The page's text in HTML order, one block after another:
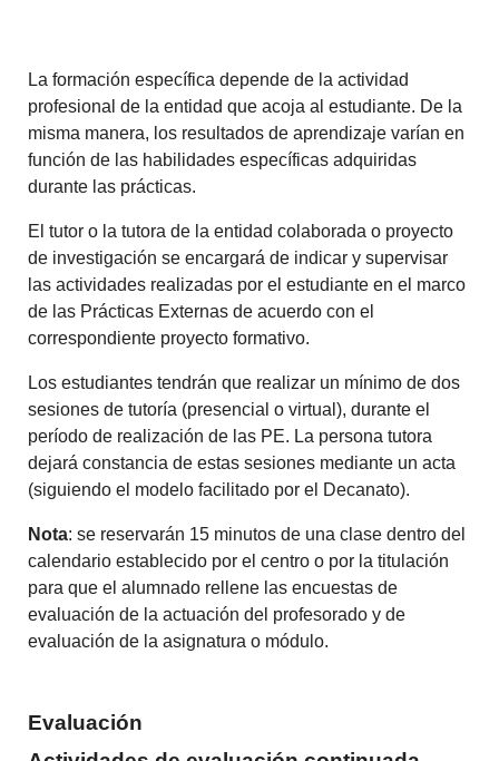
La formación específica depende de la actividad
profesional de la entidad que acoja al estudiante. De la
misma manera, los resultados de aprendizaje varían en
función de las habilidades específicas adquiridas
durante las prácticas.
El tutor o la tutora de la entidad colaborada o proyecto
de investigación se encargará de indicar y supervisar
las actividades realizadas por el estudiante en el marco
de las Prácticas Externas de acuerdo con el
correspondiente proyecto formativo.
Los estudiantes tendrán que realizar un mínimo de dos
sesiones de tutoría (presencial o virtual), durante el
período de realización de las PE. La persona tutora
dejará constancia de estas sesiones mediante un acta
(siguiendo el modelo facilitado por el Decanato).
Nota: se reservarán 15 minutos de una clase dentro del
calendario establecido por el centro o por la titulación
para que el alumnado rellene las encuestas de
evaluación de la actuación del profesorado y de
evaluación de la asignatura o módulo.
Evaluación